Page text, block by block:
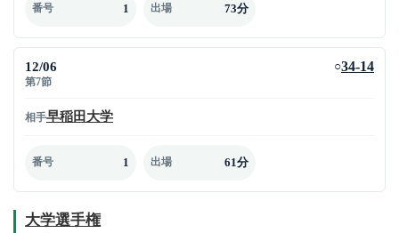
番号 1 出場 73分
12/06
第7節
○34-14
相手早稲田大学
番号 1 出場 61分
大学選手権